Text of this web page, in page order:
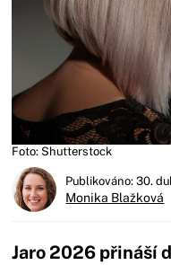
Foto: Shutterstock
Publikováno: 30.
Monika Blažková
Jaro 2026 přináší